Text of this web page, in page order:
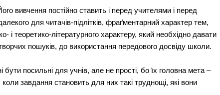
вивчення постійно ставить і перед учителями і перед
для читачів-підлітків, фраґментарний характер тем,
і теоретико-літературного характеру, який необхідно давати
пошуків, до використання передового досвіду школи.
посильні для учнів, але не прості, бо їх головна мета –
завдання становить для них такі труднощі, які вони